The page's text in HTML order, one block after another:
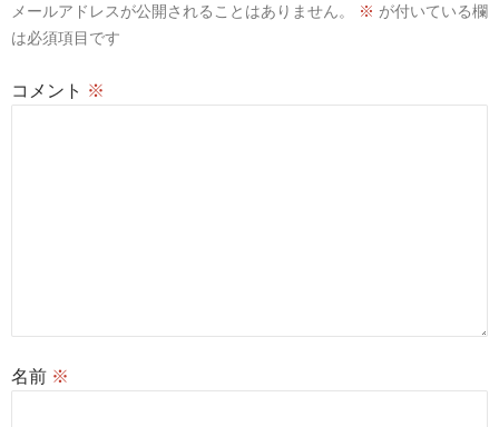
ョ
メールアドレスが公開されることはありません。 ※ が付いている欄
は必須項目です
コメント ※
名前 ※